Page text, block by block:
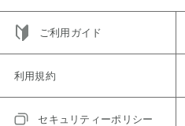
ご利用ガイド
利用規約
セキュリティーポリシー